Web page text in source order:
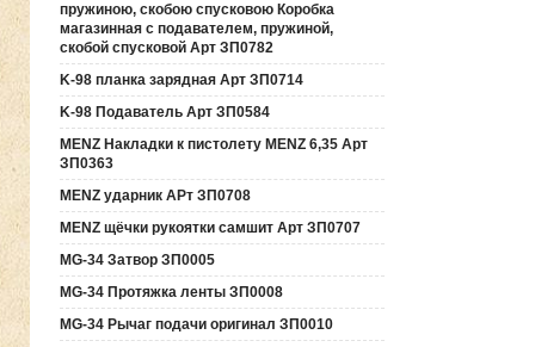
пружиною, скобою спусковою Коробка
магазинная с подавателем, пружиной,
скобой спусковой Арт ЗП0782
K-98 планка зарядная Арт ЗП0714
K-98 Подаватель Арт ЗП0584
MENZ Накладки к пистолету MENZ 6,35 Арт
ЗП0363
MENZ ударник АРт ЗП0708
MENZ щёчки рукоятки самшит Арт ЗП0707
MG-34 Затвор ЗП0005
MG-34 Протяжка ленты ЗП0008
MG-34 Рычаг подачи оригинал ЗП0010